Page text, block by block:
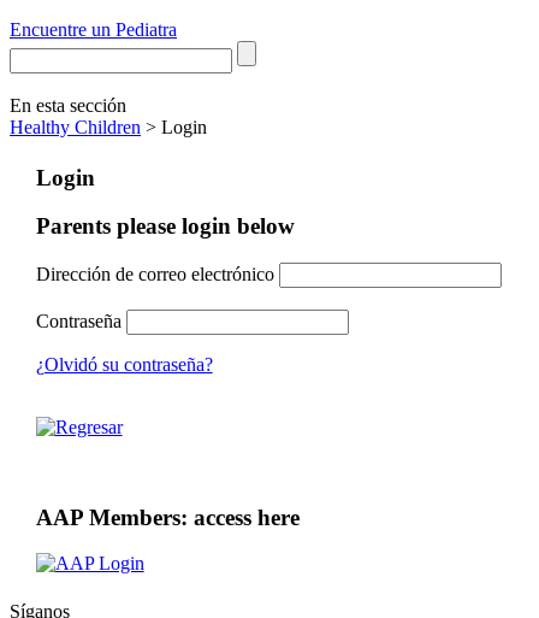
Encuentre un Pediatra
En esta sección
Healthy Children > Login
Login
Parents please login below
Dirección de correo electrónico
Contraseña
¿Olvidó su contraseña?
AAP Members: access here
Síganos